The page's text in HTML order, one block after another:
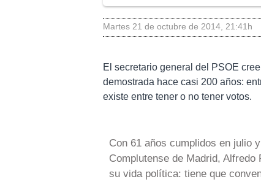
martes 21 de octubre de 2014, 21:41h
El secretario general del PSOE
demostrada hace casi 200 años:
existe entre tener o no tener votos.
Con 61 años cumplidos en julio
Complutense de Madrid,
su vida política: tiene que